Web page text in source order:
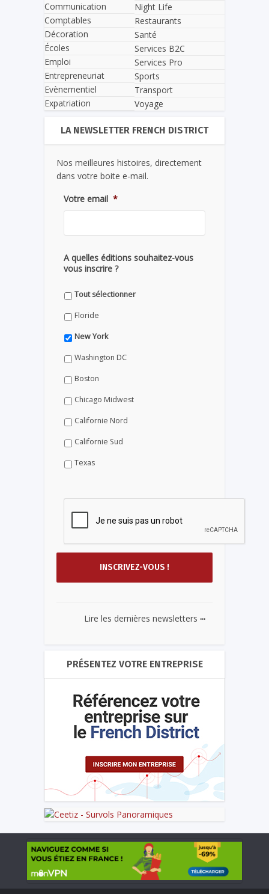
Communication
Comptables
Décoration
Écoles
Emploi
Entrepreneuriat
Evènementiel
Expatriation
Night Life
Restaurants
Santé
Services B2C
Services Pro
Sports
Transport
Voyage
LA NEWSLETTER FRENCH DISTRICT
Nos meilleures histoires, directement
dans votre boite e-mail.
Votre email *
A quelles éditions souhaitez-vous
vous inscrire ?
Tout sélectionner
Floride
New York
Washington DC
Boston
Chicago Midwest
Californie Nord
Californie Sud
Texas
Lire les dernières newsletters ...
PRÉSENTEZ VOTRE ENTREPRISE